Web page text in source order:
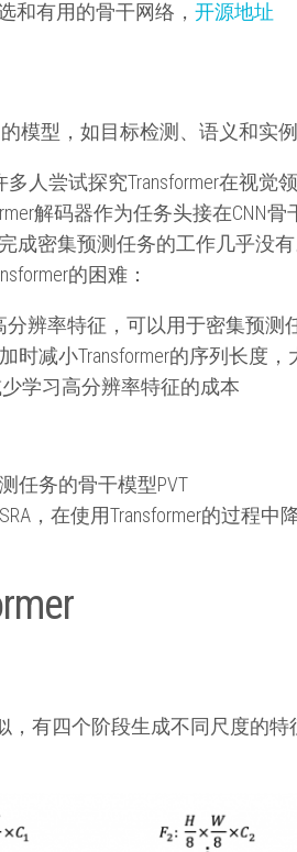
和有用的骨干网络， 开源地址
模型，如目标检测、语义和实
多人尝试探究Transformer在视
解码器作为任务头接在CNN
成密集预测任务的工作几乎没
的困难：
辨率特征，可以用于密集预测
时减小Transformer的序列长度
学习高分辨率特征的成本
任务的骨干模型PVT
，在使用Transformer的过程中
，有四个阶段生成不同尺度的